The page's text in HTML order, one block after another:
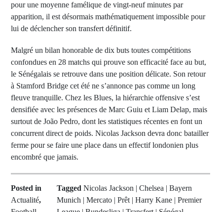
pour une moyenne famélique de vingt-neuf minutes par
apparition, il est désormais mathématiquement impossible pour
lui de déclencher son transfert définitif.
Malgré un bilan honorable de dix buts toutes compétitions
confondues en 28 matchs qui prouve son efficacité face au but,
le Sénégalais se retrouve dans une position délicate. Son retour
à Stamford Bridge cet été ne s’annonce pas comme un long
fleuve tranquille. Chez les Blues, la hiérarchie offensive s’est
densifiée avec les présences de Marc Guiu et Liam Delap, mais
surtout de João Pedro, dont les statistiques récentes en font un
concurrent direct de poids. Nicolas Jackson devra donc batailler
ferme pour se faire une place dans un effectif londonien plus
encombré que jamais.
Posted in
Actualité,
TaggedNicolas Jackson | Chelsea | Bayern
Munich | Mercato | Prêt | Harry Kane | Premier